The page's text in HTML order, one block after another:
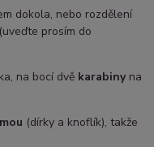
dokola, nebo rozdělení
prosím do
na bocí dvě karabinyna
(dírky a knoflík), takže